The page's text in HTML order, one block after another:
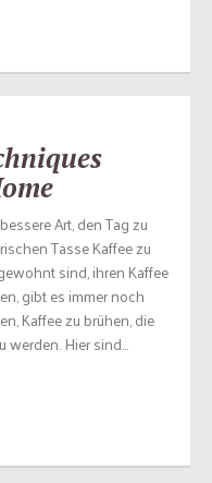
Art, den Tag zu
Tasse Kaffee zu
sind, ihren Kaffee
gibt es immer noch
Kaffee zu brühen, die
werden. Hier sind...